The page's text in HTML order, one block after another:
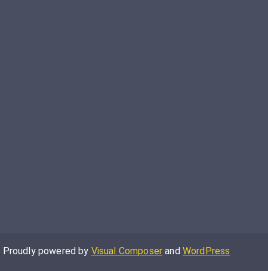
Proudly powered by Visual Composer and WordPress